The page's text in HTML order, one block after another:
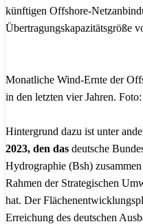
künftigen Offshore-
Übertragungskapazitätsgröße
Monatliche Wind-Ernte der
in den letzten vier Jahren.
Hintergrund dazu ist unter
2023, den das deutsche
Hydrographie (Bsh)
Rahmen der Strategischen
hat. Der
Erreichung des deutschen